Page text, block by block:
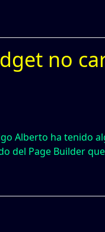
no
Alberto ha tenido
del Page Builder